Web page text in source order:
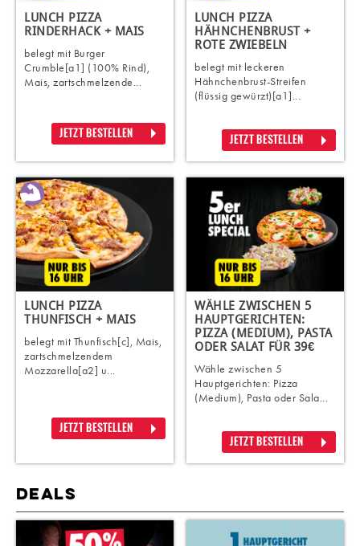
LUNCH PIZZA
RINDERHACK + MAIS
belegt mit Burger
Crumble[a1] (100% Rind),
Mais, zartschmelzende...
JETZT BESTELLEN
LUNCH PIZZA
HÄHNCHENBRUST +
ROTE ZWIEBELN
belegt mit leckeren
Hähnchenbrust-Streifen
(flüssig gewürzt)[a1]...
JETZT BESTELLEN
LUNCH PIZZA
THUNFISCH + MAIS
belegt mit Thunfisch[c], Mais,
zartschmelzendem
Mozzarella[a2] u...
JETZT BESTELLEN
WÄHLE ZWISCHEN 5
HAUPTGERICHTEN:
PIZZA (MEDIUM), PASTA
ODER SALAT FÜR 39€
Wähle zwischen 5
Hauptgerichten: Pizza
(Medium), Pasta oder Sala...
JETZT BESTELLEN
DEALS